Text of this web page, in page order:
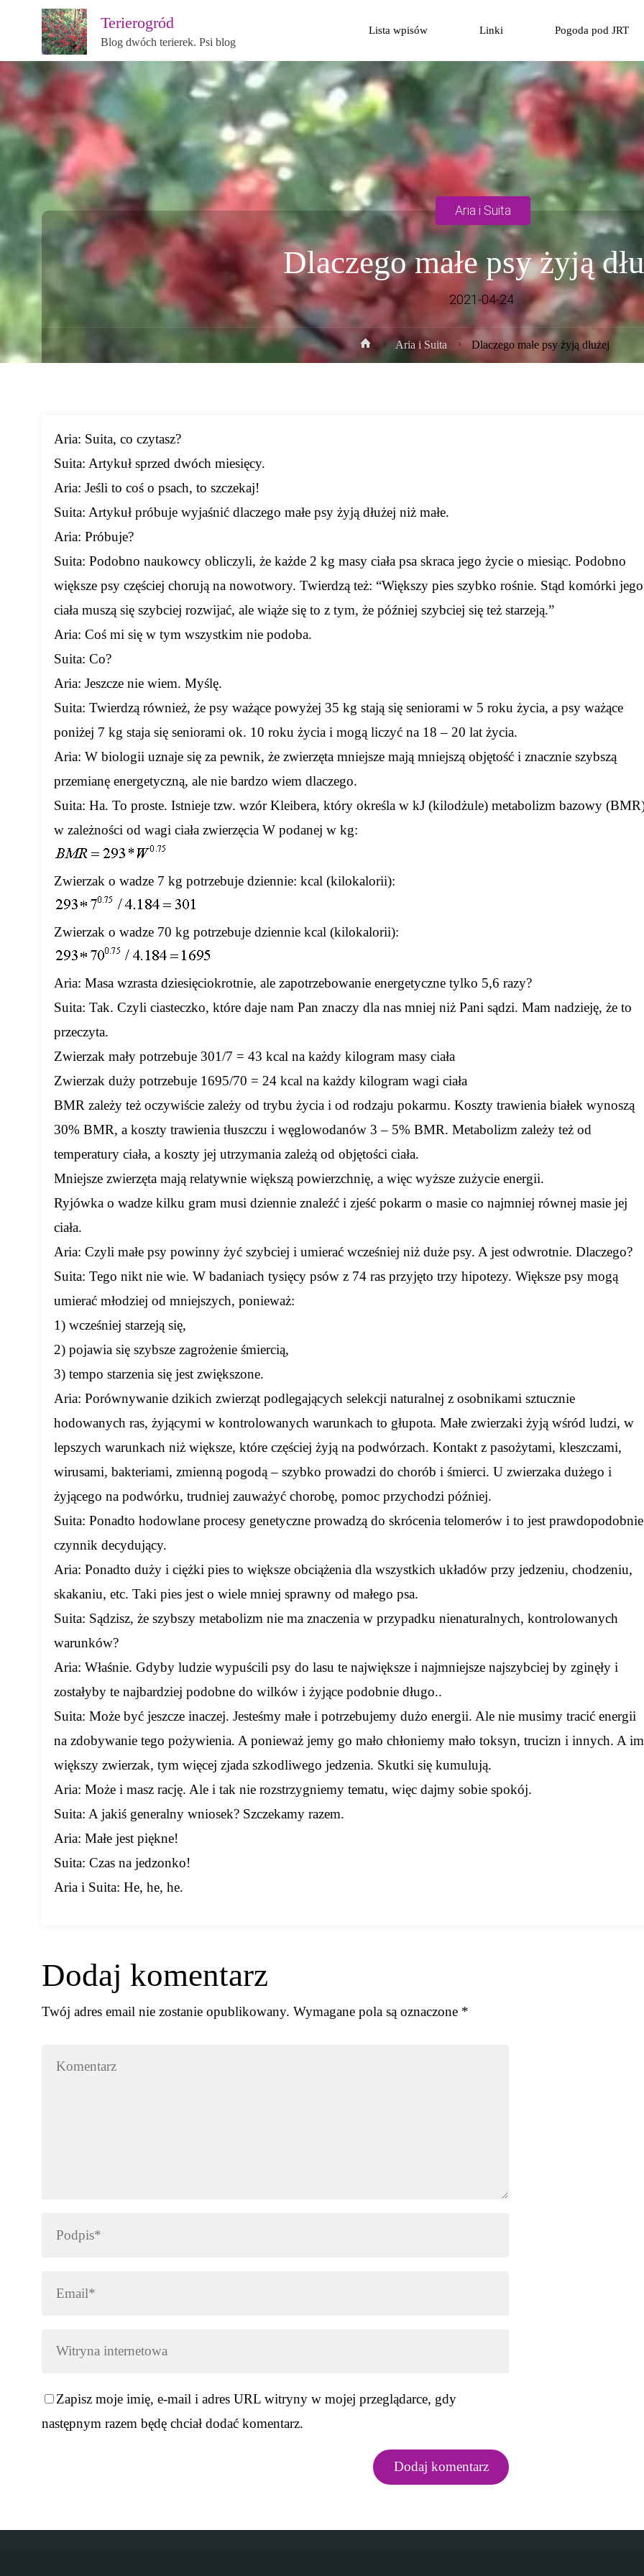
Terierogród
Blog dwóch terierek. Psi blog
do
treści
Lista wpisów Linki Pogoda pod JRT
Dlaczego małe psy żyją
2021-04-24
Aria i Suita
Strona
główna
Aria i Suita Dlaczego małe psy żyją dłużej
Aria: Suita, co czytasz?
Suita: Artykuł sprzed dwóch miesięcy.
Aria: Jeśli to coś o psach, to szczekaj!
Suita: Artykuł próbuje wyjaśnić dlaczego małe psy żyją dłużej niż małe.
Aria: Próbuje?
Suita: Podobno naukowcy obliczyli, że każde 2 kg masy ciała psa skraca jego życie o miesiąc. Podobno
większe psy częściej chorują na nowotwory. Twierdzą też: “Większy pies szybko rośnie. Stąd komórki jego
ciała muszą się szybciej rozwijać, ale wiąże się to z tym, że później szybciej się też starzeją.”
Aria: Coś mi się w tym wszystkim nie podoba.
Suita: Co?
Aria: Jeszcze nie wiem. Myślę.
Suita: Twierdzą również, że psy ważące powyżej 35 kg stają się seniorami w 5 roku życia, a psy ważące
poniżej 7 kg staja się seniorami ok. 10 roku życia i mogą liczyć na 18 – 20 lat życia.
Aria: W biologii uznaje się za pewnik, że zwierzęta mniejsze mają mniejszą objętość i znacznie szybszą
przemianę energetyczną, ale nie bardzo wiem dlaczego.
Suita: Ha. To proste. Istnieje tzw. wzór Kleibera, który określa w kJ (kilodżule) metabolizm bazowy
w zależności od wagi ciała zwierzęcia W podanej w kg:
Zwierzak o wadze 7 kg potrzebuje dziennie: kcal (kilokalorii):
Zwierzak o wadze 70 kg potrzebuje dziennie kcal (kilokalorii):
Aria: Masa wzrasta dziesięciokrotnie, ale zapotrzebowanie energetyczne tylko 5,6 razy?
Suita: Tak. Czyli ciasteczko, które daje nam Pan znaczy dla nas mniej niż Pani sądzi. Mam nadzieję, że to
przeczyta.
Zwierzak mały potrzebuje 301/7 = 43 kcal na każdy kilogram masy ciała
Zwierzak duży potrzebuje 1695/70 = 24 kcal na każdy kilogram wagi ciała
BMR zależy też oczywiście zależy od trybu życia i od rodzaju pokarmu. Koszty trawienia białek wynoszą
30% BMR, a koszty trawienia tłuszczu i węglowodanów 3 – 5% BMR. Metabolizm zależy też od
temperatury ciała, a koszty jej utrzymania zależą od objętości ciała.
Mniejsze zwierzęta mają relatywnie większą powierzchnię, a więc wyższe zużycie energii.
Ryjówka o wadze kilku gram musi dziennie znaleźć i zjeść pokarm o masie co najmniej równej masie jej
ciała.
Aria: Czyli małe psy powinny żyć szybciej i umierać wcześniej niż duże psy. A jest odwrotnie. Dlaczego?
Suita: Tego nikt nie wie. W badaniach tysięcy psów z 74 ras przyjęto trzy hipotezy. Większe psy mogą
umierać młodziej od mniejszych, ponieważ:
1) wcześniej starzeją się,
2) pojawia się szybsze zagrożenie śmiercią,
3) tempo starzenia się jest zwiększone.
Aria: Porównywanie dzikich zwierząt podlegających selekcji naturalnej z osobnikami sztucznie
hodowanych ras, żyjącymi w kontrolowanych warunkach to głupota. Małe zwierzaki żyją wśród ludzi, w
lepszych warunkach niż większe, które częściej żyją na podwórzach. Kontakt z pasożytami, kleszczami,
wirusami, bakteriami, zmienną pogodą – szybko prowadzi do chorób i śmierci. U zwierzaka dużego i
żyjącego na podwórku, trudniej zauważyć chorobę, pomoc przychodzi później.
Suita: Ponadto hodowlane procesy genetyczne prowadzą do skrócenia telomerów i to jest prawdopodobnie
czynnik decydujący.
Aria: Ponadto duży i ciężki pies to większe obciążenia dla wszystkich układów przy jedzeniu, chodzeniu,
skakaniu, etc. Taki pies jest o wiele mniej sprawny od małego psa.
Suita: Sądzisz, że szybszy metabolizm nie ma znaczenia w przypadku nienaturalnych, kontrolowanych
warunków?
Aria: Właśnie. Gdyby ludzie wypuścili psy do lasu te największe i najmniejsze najszybciej by zginęły i
zostałyby te najbardziej podobne do wilków i żyjące podobnie długo..
Suita: Może być jeszcze inaczej. Jesteśmy małe i potrzebujemy dużo energii. Ale nie musimy tracić energii
na zdobywanie tego pożywienia. A ponieważ jemy go mało chłoniemy mało toksyn, trucizn i innych. A im
większy zwierzak, tym więcej zjada szkodliwego jedzenia. Skutki się kumulują.
Aria: Może i masz rację. Ale i tak nie rozstrzygniemy tematu, więc dajmy sobie spokój.
Suita: A jakiś generalny wniosek? Szczekamy razem.
Aria: Małe jest piękne!
Suita: Czas na jedzonko!
Aria i Suita: He, he, he.
Dodaj komentarz
Twój adres email nie zostanie opublikowany. Wymagane pola są oznaczone *
Zapisz moje imię, e-mail i adres URL witryny w mojej przeglądarce, gdy
następnym razem będę chciał dodać komentarz.